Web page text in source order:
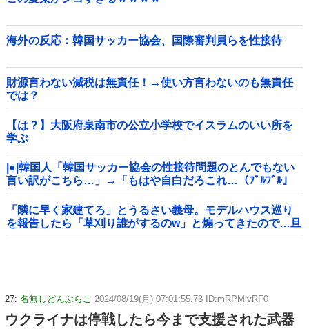
海外の反応：韓国サッカー協会、国際審判員らを性接待
財源言わない減税は無責任！→使い方言わないのも無責任
では？
【は？】大阪府泉南市の公立小学校でイスラムのいい所を
学ぶ
|●|韓国人「韓国サッカー協会の性接待問題のとんでもない
言い訳がこちら…」→「もはや自白だろこれ…（ﾌﾞﾙﾌﾞﾙ」
＝韓国の反応
「隣に早く家建てろ」とうるさい義母。モデルハウス巡り
を報告したら「草刈り誰がするのw」と煽ってきたので…旦
那が放った「一言」に義母オロオロｗｗ←嫌味を逆手にと
27: 名無しどんぶらこ 2024/08/19(月) 07:01:55.73 ID:mRPMivRF0
ウクライナは停戦したら今まで支援された武器